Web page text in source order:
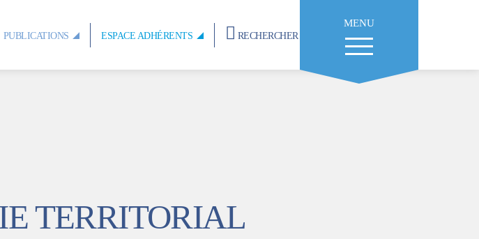
PUBLICATIONS ESPACE ADHÉRENTS RECHERCHER
MENU
TERRITORIAL